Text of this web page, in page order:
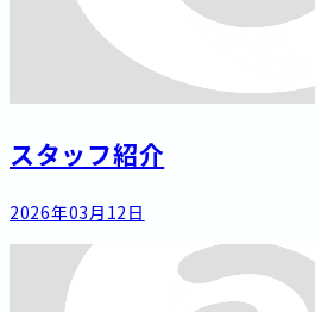
スタッフ紹介
2026年03月12日